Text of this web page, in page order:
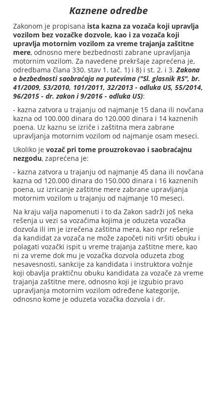
Kaznene odredbe
Zakonom je propisana ista kazna za vozača koji upravlja
vozilom bez vozačke dozvole, kao i za vozača koji
upravlja motornim vozilom za vreme trajanja zaštitne
mere, odnosno mere bezbednosti zabrane upravljanja
motornim vozilom. Za navedene prekršaje zaprećena je,
odredbama člana 330. stav 1. tač. 1) i 8) i st. 2. i 3.Zakona
o bezbednosti saobraćaja na putevima ("Sl. glasnik RS", br.
41/2009, 53/2010, 101/2011, 32/2013 - odluka US, 55/2014,
96/2015 - dr. zakon i 9/2016 - odluka US):
- kazna zatvora u trajanju od najmanje 15 dana ili novčana
kazna od 100.000 dinara do 120.000 dinara i 14 kaznenih
poena. Uz kaznu se izriče i zaštitna mera zabrane
upravljanja motornim vozilom od najmanje osam meseci.
Ukoliko jevozač pri tome prouzrokovao i saobraćajnu
nezgodu, zaprećena je:
- kazna zatvora u trajanju od najmanje 45 dana ili novčana
kazna od 120.000 dinara do 150.000 dinara i 16 kaznenih
poena, uz izricanje zaštitne mere zabrane upravljanja
motornim vozilom u trajanju od najmanje 10 meseci.
Na kraju valja napomenuti i to da Zakon sadrži još neka
rešenja u vezi sa vozačima kojima je oduzeta vozačka
dozvola ili im je izrečena zaštitna mera, kao npr rešenje
da kandidat za vozača ne može započeti niti vršiti obuku i
polagati vozački ispit u vreme trajanja zaštitne mere, kao
ni za vreme dok mu je vozačka dozvola oduzeta zbog
nesavesnosti, sankcije za kandidata i instruktora vožnje
koji obavlja praktičnu obuku kandidata za vozače za vreme
trajanja zaštitne mere, odnosno koji je izgubio pravo
upravljanja motornim vozilom određene kategorije,
odnosno kome je oduzeta vozačka dozvola i dr.